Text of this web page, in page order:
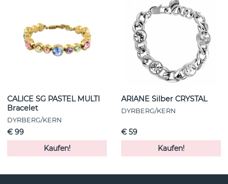
CALICE SG PASTEL MULTI
Bracelet
DYRBERG/KERN
€ 99
Kaufen!
ARIANE Silber CRYSTAL
DYRBERG/KERN
€ 59
Kaufen!